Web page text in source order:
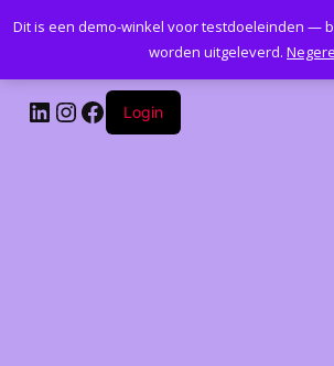
LinkedIn
Instagram
Facebook
Login
Dit is een demo-winkel voor testdoeleinden —
worden uitgeleverd.